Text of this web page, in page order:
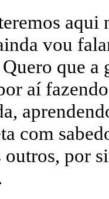
aqui
vou
que a
aí
com
outros, por